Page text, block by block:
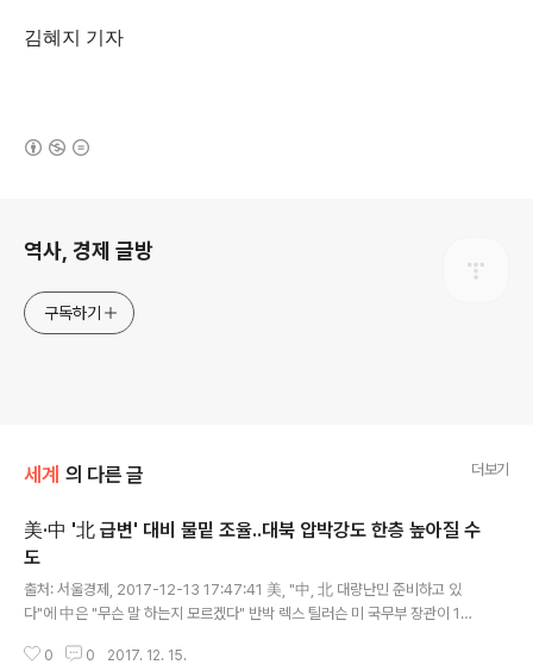
김혜지 기자
역사, 경제 글방
구독하기
세계 의 다른 글 더보기
美·中 '北 급변' 대비 물밑 조율..대북 압박강도 한층 높아질 수
도
출처: 서울경제, 2017-12-13 17:47:41 美, "中, 北 대량난민 준비하고 있
다"에 中은 "무슨 말 하는지 모르겠다" 반박 렉스 틸러슨 미 국무부 장관이 12
에 대응해 사전 협의를 했다고 밝힘에 따라 한반도 북핵 이슈 논의..
0 0 2017. 12. 15.